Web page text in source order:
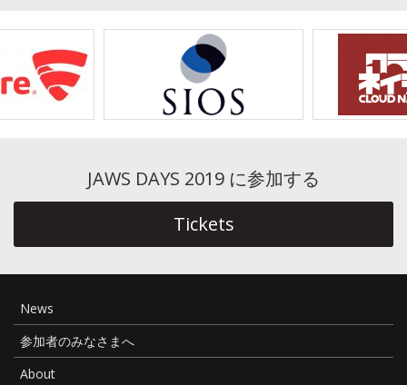
ゲ
ー
シ
JAWS DAYS 2019 に参加する
Tickets
News
参加者のみなさまへ
About